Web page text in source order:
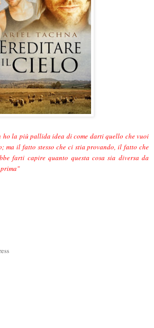
ho la più pallida idea di come darti quello che vuoi
ma il fatto stesso che ci stia provando, il fatto che
farti capire quanto questa cosa sia diversa da